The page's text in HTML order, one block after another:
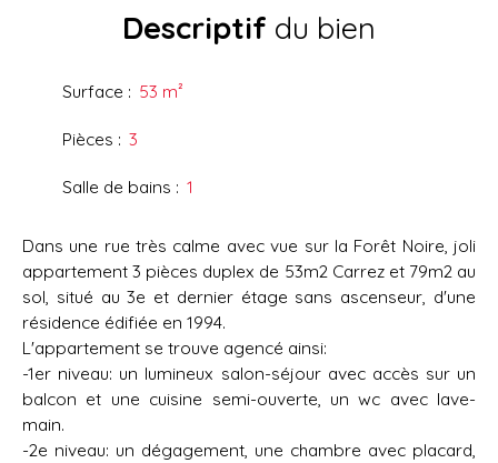
Descriptif du bien
Surface : 53 m²
Pièces : 3
Salle de bains : 1
Dans une rue très calme avec vue sur la Forêt Noire, joli
appartement 3 pièces duplex de 53m2 Carrez et 79m2 au
sol, situé au 3e et dernier étage sans ascenseur, d'une
résidence édifiée en 1994.
L'appartement se trouve agencé ainsi:
-1er niveau: un lumineux salon-séjour avec accès sur un
balcon et une cuisine semi-ouverte, un wc avec lave-
main.
-2e niveau: un dégagement, une chambre avec placard,